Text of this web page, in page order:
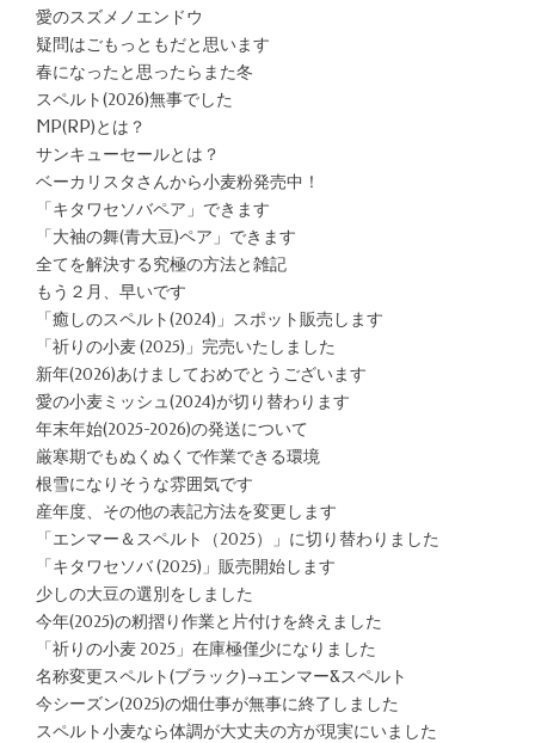
愛のスズメノエンドウ
疑問はごもっともだと思います
春になったと思ったらまた冬
スペルト(2026)無事でした
MP(RP)とは？
サンキューセールとは？
ベーカリスタさんから小麦粉発売中！
「キタワセソバペア」できます
「大袖の舞(青大豆)ペア」できます
全てを解決する究極の方法と雑記
もう２月、早いです
「癒しのスペルト(2024)」スポット販売します
「祈りの小麦 (2025)」完売いたしました
新年(2026)あけましておめでとうございます
愛の小麦ミッシュ(2024)が切り替わります
年末年始(2025-2026)の発送について
厳寒期でもぬくぬくで作業できる環境
根雪になりそうな雰囲気です
産年度、その他の表記方法を変更します
「エンマー＆スペルト（2025）」に切り替わりました
「キタワセソバ (2025)」販売開始します
少しの大豆の選別をしました
今年(2025)の籾摺り作業と片付けを終えました
「祈りの小麦 2025」在庫極僅少になりました
名称変更スペルト(ブラック)→エンマー&スペルト
今シーズン(2025)の畑仕事が無事に終了しました
スペルト小麦なら体調が大丈夫の方が現実にいました